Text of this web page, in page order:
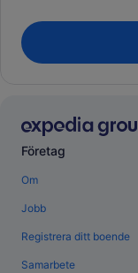
Företag
Om
Jobb
Registrera ditt boende
Samarbete